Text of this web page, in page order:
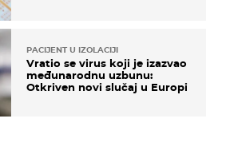
PACIJENT U IZOLACIJI
Vratio se virus koji je izazvao
međunarodnu uzbunu:
Otkriven novi slučaj u Europi